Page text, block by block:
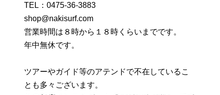
TEL： 0475-36-3883
shop@nakisurf.com
営業時間は８時から１８時くらいまでです。
年中無休です。
ツアーやガイド等のアテンドで不在しているこ
とも多々ございます。